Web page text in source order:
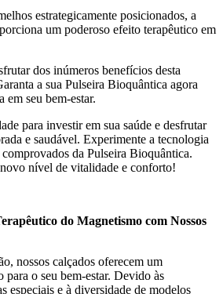
estrategicamente posicionados, a
um poderoso efeito terapêutico em
dos inúmeros benefícios desta
a sua Pulseira Bioquântica agora
em seu bem-estar.
para investir em sua saúde e desfrutar
e saudável. Experimente a tecnologia
comprovados da Pulseira Bioquântica.
nível de vitalidade e conforto!
do Magnetismo com Nossos
nossos calçados oferecem um
o seu bem-estar. Devido às
especiais e à diversidade de modelos